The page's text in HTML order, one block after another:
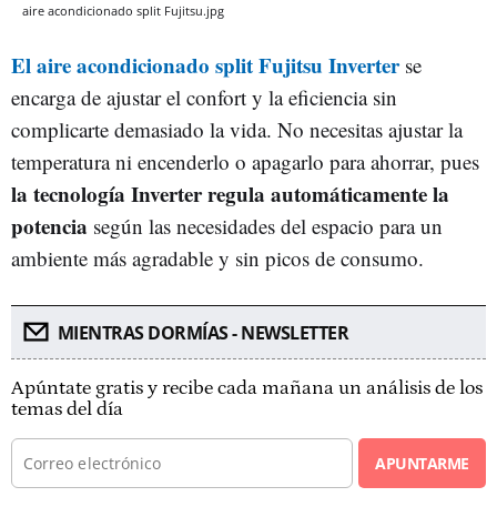
aire acondicionado split Fujitsu.jpg
El aire acondicionado split Fujitsu Inverter se
encarga de ajustar el confort y la eficiencia sin
complicarte demasiado la vida. No necesitas ajustar la
temperatura ni encenderlo o apagarlo para ahorrar, pues
la tecnología Inverter regula automáticamente la
potencia según las necesidades del espacio para un
ambiente más agradable y sin picos de consumo.
MIENTRAS DORMÍAS - NEWSLETTER
Apúntate gratis y recibe cada mañana un análisis de los
temas del día
APUNTARME